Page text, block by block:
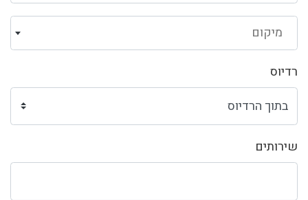
מיקום
רדיוס
שירותים